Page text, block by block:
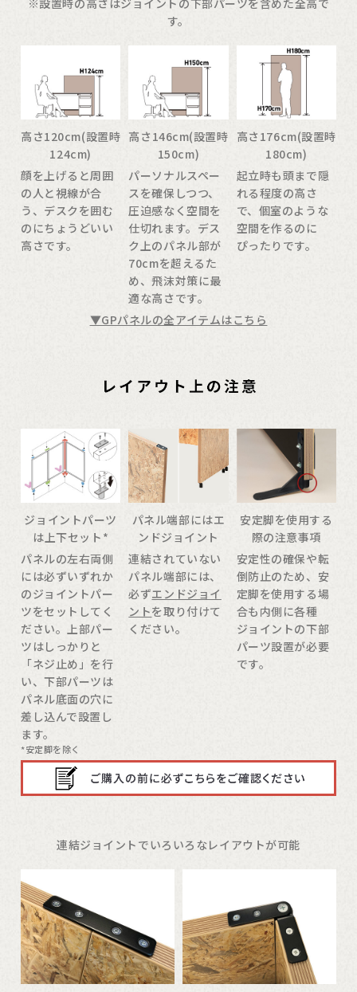
す。
高さ120cm(設置時
124cm)
顔を上げると周囲
の人と視線が合
う、デスクを囲む
のにちょうどいい
高さです。
高さ146cm(設置時
150cm)
パーソナルスペー
スを確保しつつ、
圧迫感なく空間を
仕切れます。デス
ク上のパネル部が
70cmを超えるた
め、飛沫対策に最
適な高さです。
高さ176cm(設置時
180cm)
起立時も頭まで隠
れる程度の高さ
で、個室のような
空間を作るのに
ぴったりです。
▼GPパネルの全アイテムはこちら
ジョイントパーツ
は上下セット*
パネルの左右両側
には必ずいずれか
のジョイントパー
ツをセットしてく
ださい。上部パー
ツはしっかりと
「ネジ止め」を行
い、下部パーツは
パネル底面の穴に
差し込んで設置し
ます。
*安定脚を除く
パネル端部にはエ
ンドジョイント
連結されていない
パネル端部には、
必ずエンドジョイ
ントを取り付けて
ください。
安定脚を使用する
際の注意事項
安定性の確保や転
倒防止のため、安
定脚を使用する場
合も内側に各種
ジョイントの下部
パーツ設置が必要
です。
連結ジョイントでいろいろなレイアウトが可能